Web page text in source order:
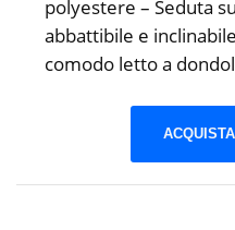
polyestere – Seduta
abbattibile e
comodo letto a